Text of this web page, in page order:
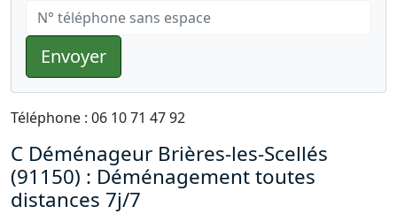
Envoyer
Téléphone : 06 10 71 47 92
C Déménageur Brières-les-Scellés
(91150) : Déménagement toutes
distances 7j/7